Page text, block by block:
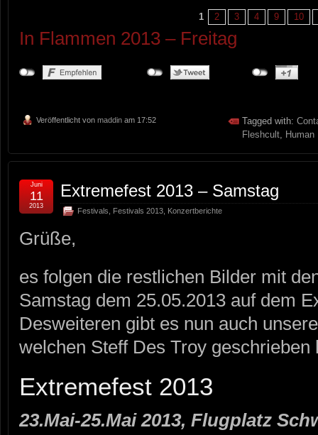
1 2 3 4 9 10
In Flammen 2013 – Freitag
Veröffentlicht von maddin am 17:52 Tagged with:
Fleshcult, Human
Extremefest 2013 – Samstag
Festivals Festivals 2013 Konzertberichte
Juni
11
2013
Grüße,
es folgen die restlichen Bilder mit
Samstag dem 25.05.2013 auf dem
Desweiteren gibt es nun auch
welchen Steff Des Troy geschrieben
Extremefest 2013
23.Mai-25.Mai 2013, Flugplatz